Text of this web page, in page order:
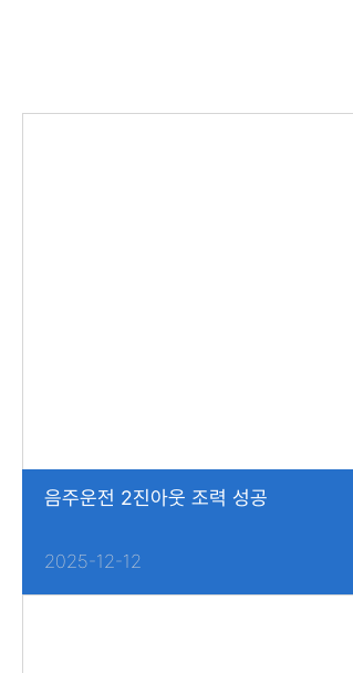
음주운전 2진아웃 조력 성공
2025-12-12